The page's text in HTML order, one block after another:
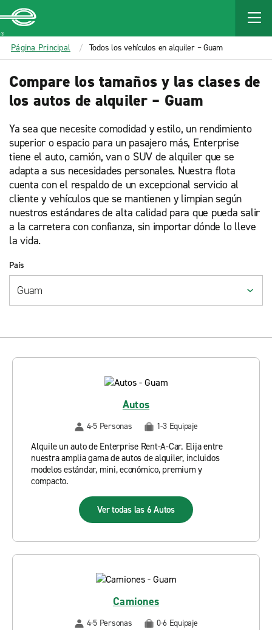
MAIN
CONTENT
Enterprise
Página Principal Todos los vehículos en alquiler – Guam
Compare los tamaños y las clases de
los autos de alquiler – Guam
Ya sea que necesite comodidad y estilo, un rendimiento
superior o espacio para un pasajero más, Enterprise
tiene el auto, camión, van o SUV de alquiler que se
adapta a sus necesidades personales. Nuestra flota
cuenta con el respaldo de un excepcional servicio al
cliente y vehículos que se mantienen y limpian según
nuestros estándares de alta calidad para que pueda salir
a la carretera con confianza, sin importar dónde lo lleve
la vida.
País
Autos
4-5 Personas 1-3 Equipaje
Alquile un auto de Enterprise Rent-A-Car. Elija entre
nuestra amplia gama de autos de alquiler, incluidos
modelos estándar, mini, económico, premium y
compacto.
Ver todas las 6 Autos
Camiones
4-5 Personas 0-6 Equipaje